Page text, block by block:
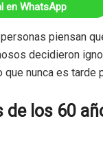
en WhatsApp
piensan
decidieron
nunca es tarde
de los 60